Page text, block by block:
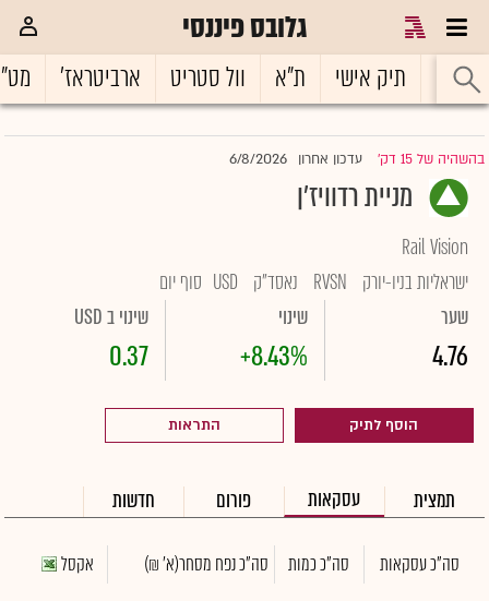
גלובס פיננסי
ראשי תיק אישי ת"א וול סטריט ארביטראז'
בהשהיה של 15 דק' |עדכון אחרון 6/8/2026
מניית רדוויז'ן
Rail Vision
ישראליות בניו-יורק
RVSN נאסד"ק USD סוף יום
שער
4.76
שינוי
+8.43%
שינוי ב USD
0.37
הוסף לתיק התראות
תמצית עסקאות פורום חדשות
סה"כ עסקאות סה"כ כמות סה"כ נפח מסחר(א' ₪) אקסל